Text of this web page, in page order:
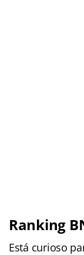
Ranking
Está curioso